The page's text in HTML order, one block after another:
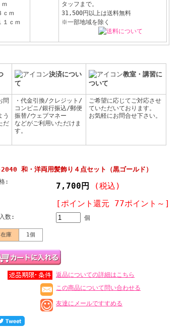
ｍ
ｍ
タッフまで。
31,500円以上は送料無料
※一部地域を除く
決済につい
て
教室・講習に
ついて
問
う
だ
・代金引換/クレジット/
コンビニ/銀行振込/郵便
振替/ウェブマネー
などがご利用いただけま
す。
ご希望に応じてご対応させ
ていただいております。
お気軽にお問合せ下さい。
和・洋両用髪飾り４点セット（黒ゴールド）
: 7,700円
(税込)
[ポイント還元 77ポイント～]
数: 個
在庫 1個
返品についての詳細はこちら
この商品について問い合わせる
友達にメールですすめる